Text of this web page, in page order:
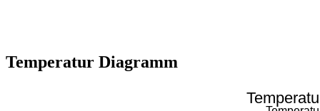
Temperatur Diagramm